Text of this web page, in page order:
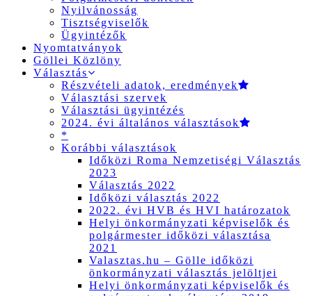
Nyilvánosság
Tisztségviselők
Ügyintézők
Nyomtatványok
Göllei Közlöny
Választás
Részvételi adatok, eredmények
Választási szervek
Választási ügyintézés
2024. évi általános választások
*
Korábbi választások
Időközi Roma Nemzetiségi Választás
2023
Választás 2022
Időközi választás 2022
2022. évi HVB és HVI határozatok
Helyi önkormányzati képviselők és
polgármester időközi választása
2021
Valasztas.hu – Gölle időközi
önkormányzati választás jelöltjei
Helyi önkormányzati képviselők és